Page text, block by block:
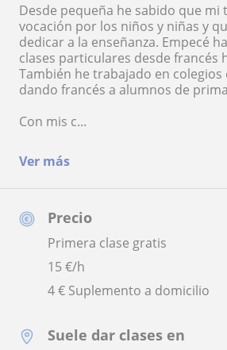
Precio
Primera clase gratis
15€/h
4 € Suplemento a domicilio
Suele dar clases en
Desde pequeña he sabido que mi
vocación por los niños y niñas y
dedicar a la enseñanza. Empecé
clases particulares desde francés
También he trabajado en
dando francés a alumnos de
Con mis c...
Ver más